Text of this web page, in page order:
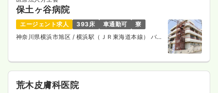
時間 9:00～18:00
年間休日120日
4週8休以上 月給28万円以上可
気になる 詳細を見る
訪問診療正看護師
保土ヶ谷病院
エージェント求人 393床 車通勤可
寮
神奈川県横浜市旭区 / 横浜駅（ＪＲ東海道本線） バス
荒木皮膚科医院